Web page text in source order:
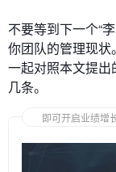
不要等到下一个“
你团队的管理现状
一起对照本文提出
几条。
即可开启业绩增